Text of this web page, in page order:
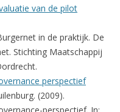
van de pilot
in de praktijk. De
Stichting Maatschappij
perspectief
(2009).